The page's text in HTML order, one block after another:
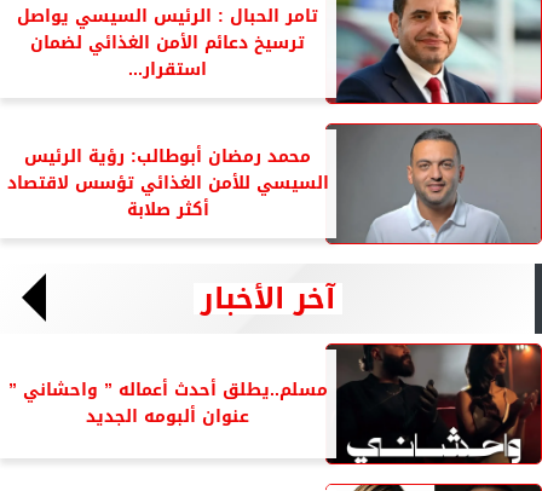
تامر الحبال : الرئيس السيسي يواصل
ترسيخ دعائم الأمن الغذائي لضمان
استقرار...
محمد رمضان أبوطالب: رؤية الرئيس
السيسي للأمن الغذائي تؤسس لاقتصاد
أكثر صلابة
آخر الأخبار
مسلم..يطلق أحدث أعماله ” واحشاني ”
عنوان ألبومه الجديد